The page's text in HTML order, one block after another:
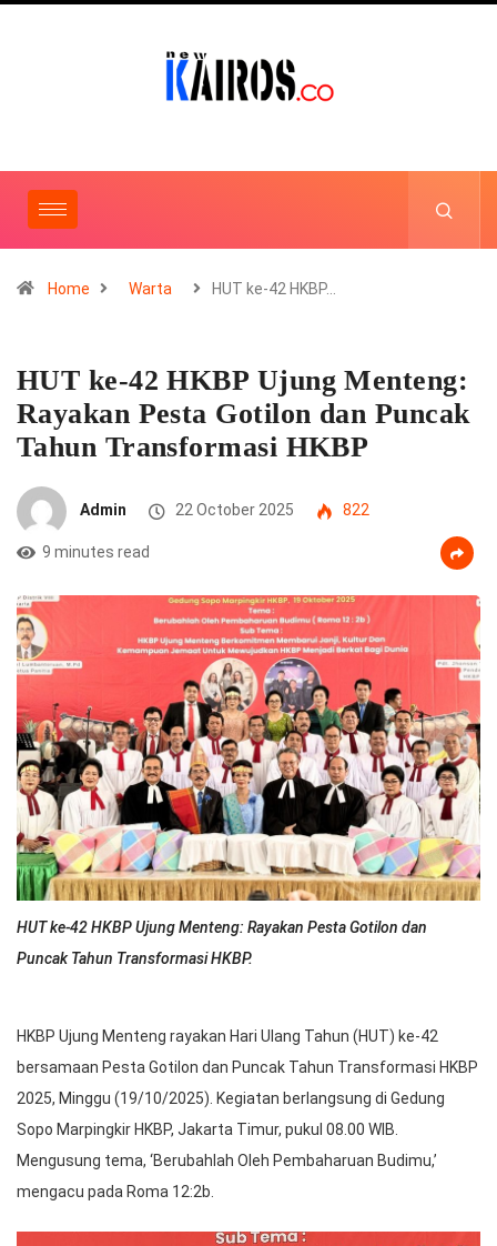
Home Warta HUT ke-42 HKBP…
HUT ke-42 HKBP Ujung Menteng:
Rayakan Pesta Gotilon dan Puncak
Tahun Transformasi HKBP
Admin 22 October 2025 822
9 minutes read
HUT ke-42 HKBP Ujung Menteng: Rayakan Pesta Gotilon dan
Puncak Tahun Transformasi HKBP.
HKBP Ujung Menteng rayakan Hari Ulang Tahun (HUT) ke-42
bersamaan Pesta Gotilon dan Puncak Tahun Transformasi HKBP
2025, Minggu (19/10/2025). Kegiatan berlangsung di Gedung
Sopo Marpingkir HKBP, Jakarta Timur, pukul 08.00 WIB.
Mengusung tema, ‘Berubahlah Oleh Pembaharuan Budimu,’
mengacu pada Roma 12:2b.